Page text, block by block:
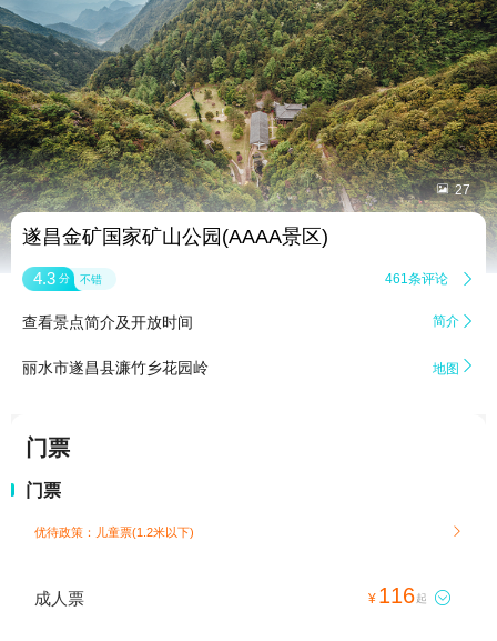
 27
遂昌金矿国家矿山公园(AAAA景区)
4.3 分 不错 461条评论 
查看景点简介及开放时间 简介 
丽水市遂昌县濂竹乡花园岭 地图 
门票
门票
优待政策：儿童票(1.2米以下) 
成人票 ¥ 116起 
